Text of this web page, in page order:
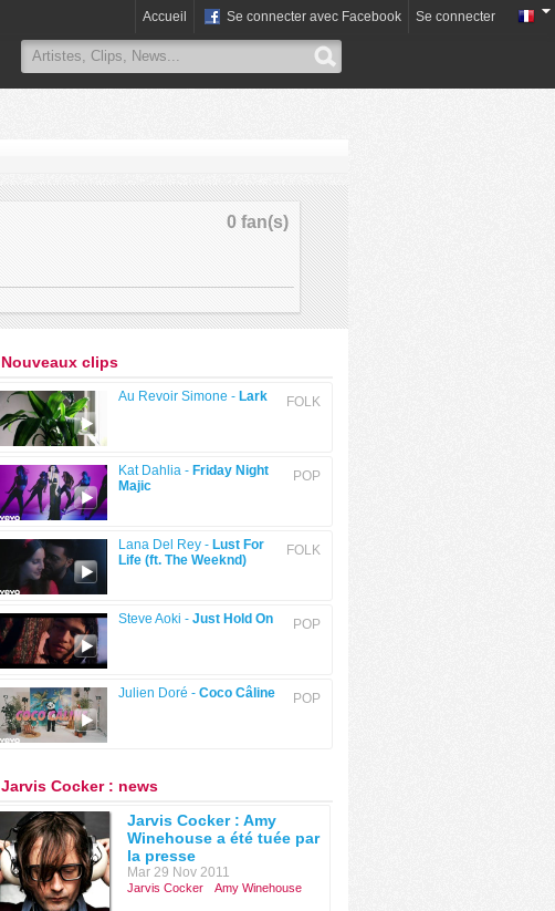
Accueil Se connecter avec Facebook Se connecter
0 fan(s)
Nouveaux clips
FOLK
Au Revoir Simone - Lark
POP
Kat Dahlia - Friday Night
Majic
FOLK
Lana Del Rey - Lust For
Life (ft. The Weeknd)
POP
Steve Aoki - Just Hold On
POP
Julien Doré - Coco Câline
Jarvis Cocker : news
Jarvis Cocker : Amy
Winehouse a été tuée par
la presse
Mar 29 Nov 2011
Jarvis Cocker Amy Winehouse